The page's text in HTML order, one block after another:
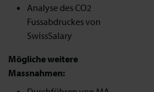
Analyse des CO2
Fussabdruckes von
SwissSalary
Mögliche weitere
Massnahmen: